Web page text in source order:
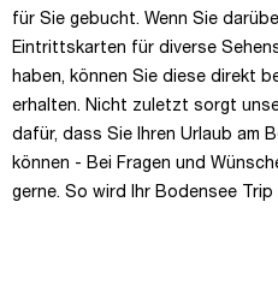
für Sie gebucht. Wenn Sie
Eintrittskarten für diverse
haben, können Sie diese direkt
erhalten. Nicht zuletzt sorgt
dafür, dass Sie Ihren Urlaub am
können - Bei Fragen und
gerne. So wird Ihr Bodensee